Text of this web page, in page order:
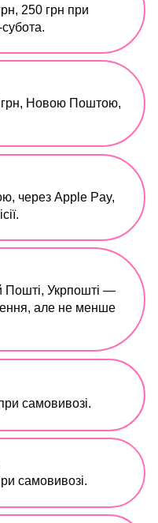
250 грн при
грн, Новою Поштою,
через Apple Pay,
Пошті, Укрпошті —
але не менше
самовивозі.
самовивозі.